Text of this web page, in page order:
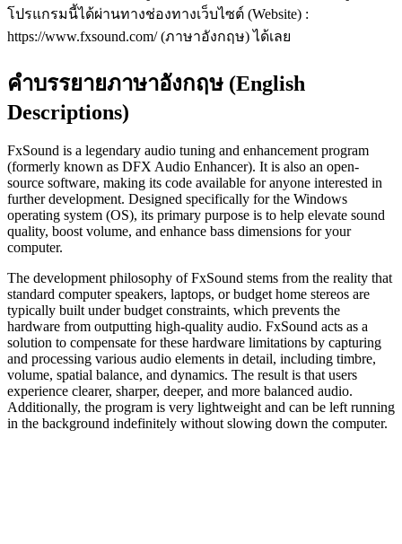
โปรแกรมนี้ได้ผ่านทางช่องทางเว็บไซต์ (Website) :
https://www.fxsound.com/ (ภาษาอังกฤษ) ได้เลย
คำบรรยายภาษาอังกฤษ (English
Descriptions)
FxSound is a legendary audio tuning and enhancement program
(formerly known as DFX Audio Enhancer). It is also an open-
source software, making its code available for anyone interested in
further development. Designed specifically for the Windows
operating system (OS), its primary purpose is to help elevate sound
quality, boost volume, and enhance bass dimensions for your
computer.
The development philosophy of FxSound stems from the reality that
standard computer speakers, laptops, or budget home stereos are
typically built under budget constraints, which prevents the
hardware from outputting high-quality audio. FxSound acts as a
solution to compensate for these hardware limitations by capturing
and processing various audio elements in detail, including timbre,
volume, spatial balance, and dynamics. The result is that users
experience clearer, sharper, deeper, and more balanced audio.
Additionally, the program is very lightweight and can be left running
in the background indefinitely without slowing down the computer.